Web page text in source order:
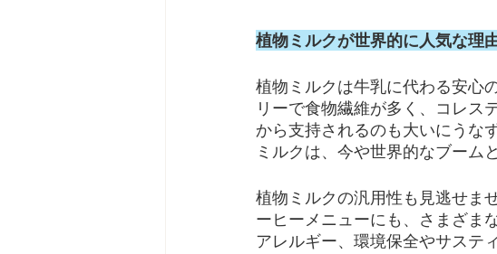
植物ミルクが世界的に人気な理
植物ミルクは牛乳に代わる安心
リーで食物繊維が多く、コレス
から支持されるのも大いにうな
ミルクは、今や世界的なブーム
植物ミルクの汎用性も見逃せま
ーヒーメニューにも、さまざま
アレルギー、環境保全やサステ